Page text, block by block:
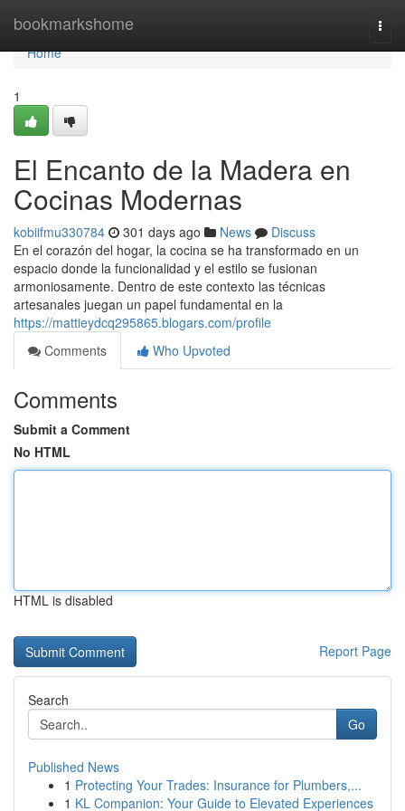
bookmarkshome
Home
Home
1
El Encanto de la Madera en
Cocinas Modernas
kobiifmu330784 301 days ago News
Discuss
En el corazón del hogar, la cocina se ha transformado en un
espacio donde la funcionalidad y el estilo se fusionan
armoniosamente. Dentro de este contexto las técnicas
artesanales juegan un papel fundamental en la
https://mattieydcq295865.blogars.com/profile
Comments
Who Upvoted
Comments
Submit a Comment
No HTML
HTML is disabled
Report Page
Search
Go
Published News
1 Protecting Your Trades: Insurance for Plumbers,...
1 KL Companion: Your Guide to Elevated Experiences